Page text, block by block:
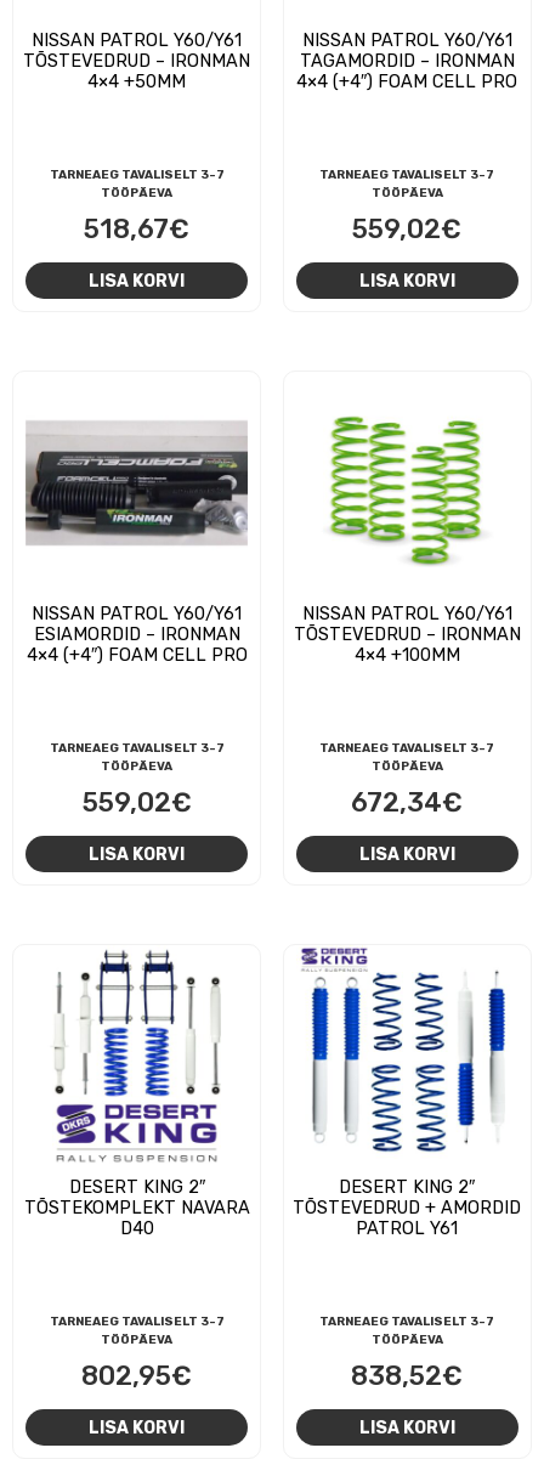
NISSAN PATROL Y60/Y61
TÕSTEVEDRUD – IRONMAN
4×4 +50MM
TARNEAEG TAVALISELT 3-7
TÖÖPÄEVA
518,67€
LISA KORVI
NISSAN PATROL Y60/Y61
TAGAMORDID – IRONMAN
4×4 (+4″) FOAM CELL PRO
TARNEAEG TAVALISELT 3-7
TÖÖPÄEVA
559,02€
LISA KORVI
NISSAN PATROL Y60/Y61
ESIAMORDID – IRONMAN
4×4 (+4″) FOAM CELL PRO
TARNEAEG TAVALISELT 3-7
TÖÖPÄEVA
559,02€
LISA KORVI
NISSAN PATROL Y60/Y61
TÕSTEVEDRUD – IRONMAN
4×4 +100MM
TARNEAEG TAVALISELT 3-7
TÖÖPÄEVA
672,34€
LISA KORVI
DESERT KING 2″
TÕSTEKOMPLEKT NAVARA
D40
TARNEAEG TAVALISELT 3-7
TÖÖPÄEVA
802,95€
LISA KORVI
DESERT KING 2″
TÕSTEVEDRUD + AMORDID
PATROL Y61
TARNEAEG TAVALISELT 3-7
TÖÖPÄEVA
838,52€
LISA KORVI